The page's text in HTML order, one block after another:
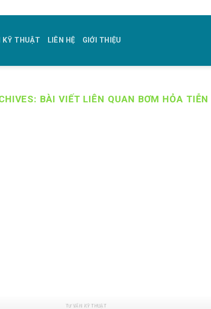
KỸ THUẬT LIÊN HỆ GIỚI THIỆU
BÀI VIẾT LIÊN QUAN BƠM HỎA TIỄN
TƯ VẤN KỸ THUẬT